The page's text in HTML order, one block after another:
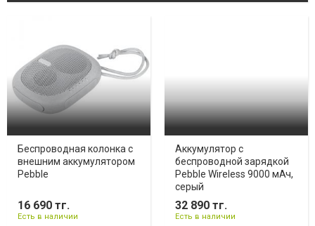
Беспроводная колонка c
внешним аккумулятором
Pebble
16 690 тг.
Есть в наличии
Аккумулятор с
беспроводной зарядкой
Pebble Wireless 9000 мАч,
серый
32 890 тг.
Есть в наличии